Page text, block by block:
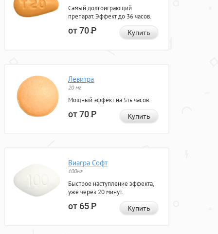
Самый долгоиграющий
препарат. Эффект до 36 часов.
от 70Р Купить
Левитра
20 мг
Мощный эффект на 5ть часов.
от 70Р Купить
Виагра Софт
100мг
Быстрое наступление эффекта,
уже через 20 минут.
от 65Р Купить